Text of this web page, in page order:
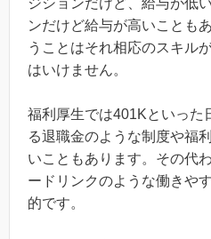
ンだけど給与が高いことも
うことはそれ相応のスキル
はいけません。
福利厚生では401Kといった
る退職金のような制度や福
いこともあります。その代
ードリンクのような働きや
的です。